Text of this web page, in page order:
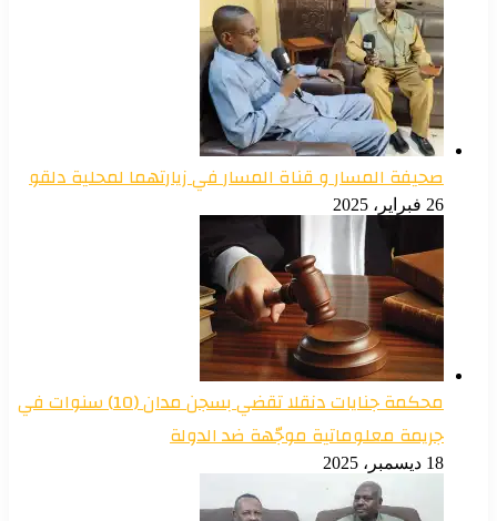
صحيفة المسار و قناة المسار في زيارتهما لمحلية دلقو
26 فبراير، 2025
محكمة جنايات دنقلا تقضي بسجن مدان (10) سنوات في
جريمة معلوماتية موجّهة ضد الدولة
18 ديسمبر، 2025